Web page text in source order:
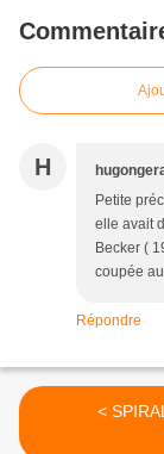
H
Petite
elle avait
Becker (
coupée
Répondre
<